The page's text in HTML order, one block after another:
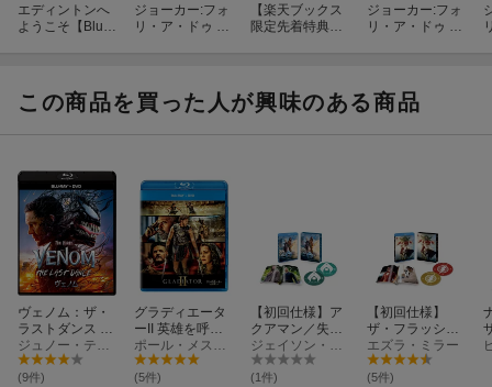
エディントンへ
ようこそ【Blu-r
ジョーカー:フォ
リ・ア・ドゥ ス
【楽天ブックス
限定先着特典】
マイド3枚セッ
ト)
ジョーカー:フォ
リ・ア・ドゥ ス
この商品を買った人が興味のある商品
ヴェノム：ザ・
ラストダンス ブ
ルーレイ＋DVD
セット【Blu-ra
y】
(9件)
グラディエータ
ーII 英雄を呼ぶ
声 ブルーレイ+
DVD(ボーナスブ
ルーレイ付)【Bl
(5件)
【初回仕様】ア
クアマン／失わ
れた王国 ブルー
レイ＆DVDセッ
ト (2枚組/ブック
(1件)
【初回仕様】
ザ・フラッシュ
ブルーレイ&DV
Dセット (2枚組/
ブックレット付)
エズラ・ミラー
(5件)